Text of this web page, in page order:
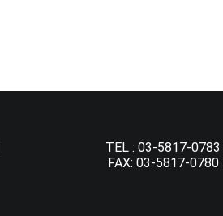
TEL : 03-5817-0783
FAX: 03-5817-0780